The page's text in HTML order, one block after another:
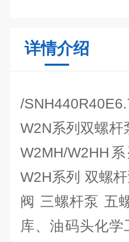
详情介绍
/
W2N系列双螺杆
W2MH/W2HH
W2H系列 双螺
阀 三螺杆泵 五
库、油码头化